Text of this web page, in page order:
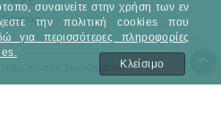
Sitemap
παντός δικαιώματος
συναινείτε στην χρήση των εν
την πολιτική cookies που
για περισσότερες πληροφορίες
Κλείσιμο